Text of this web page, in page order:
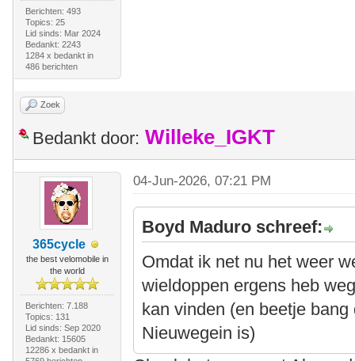
Berichten: 493
Topics: 25
Lid sinds: Mar 2024
Bedankt: 2243
1284 x bedankt in
486 berichten
Zoek
Bedankt door: Willeke_IGKT
365cycle
the best velomobile in
the world
Berichten: 7.188
Topics: 131
Lid sinds: Sep 2020
Bedankt: 15605
12286 x bedankt in
04-Jun-2026, 07:21 PM
Boyd Maduro schreef:
Omdat ik net nu het weer
wieldoppen ergens heb
kan vinden (en beetje
Nieuwegein is)